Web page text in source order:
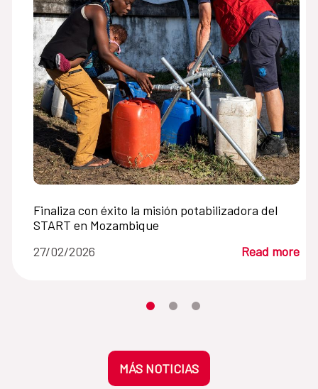
Finaliza con éxito la misión potabilizadora del
START en Mozambique
27/02/2026
Read more
Moves the carousel to its element
Moves the carousel to its
Moves the carousel to its
MÁS NOTICIAS